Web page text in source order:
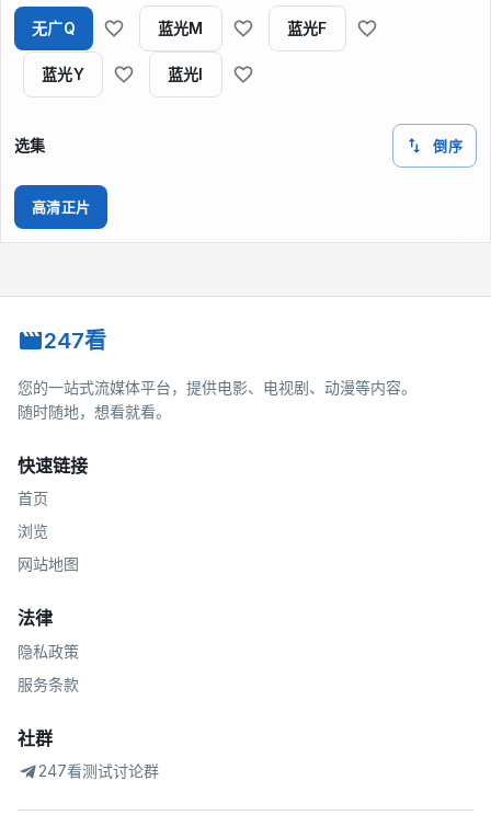
无广Q 蓝光M 蓝光F
蓝光Y 蓝光I
选集 倒序
高清正片
247看
您的一站式流媒体平台，提供电影、电视剧、动漫等内容。
随时随地，想看就看。
快速链接
首页
浏览
网站地图
法律
隐私政策
服务条款
社群
247看测试讨论群